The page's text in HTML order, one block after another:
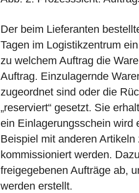
Der beim Lieferanten
Tagen im Logistikzentrum
zu welchem Auftrag die
Auftrag. Einzulagernde
zugeordnet sind oder die
„reserviert“ gesetzt. Sie
ein Einlagerungsschein wird
Beispiel mit anderen
kommissioniert werden.
freigegebenen Aufträge ab,
werden erstellt.